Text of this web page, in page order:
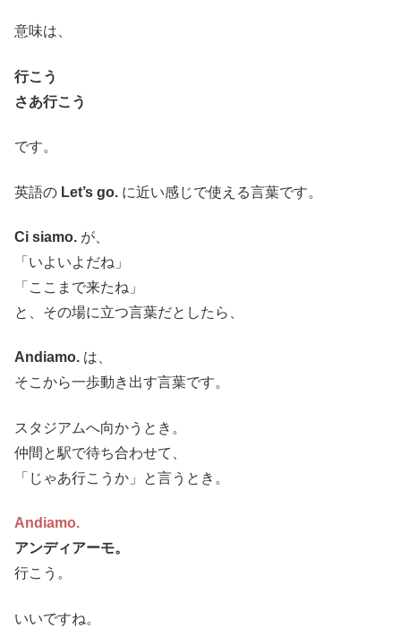
意味は、
行こう
さあ行こう
です。
英語の Let’s go. に近い感じで使える言葉です。
Ci siamo. が、
「いよいよだね」
「ここまで来たね」
と、その場に立つ言葉だとしたら、
Andiamo. は、
そこから一歩動き出す言葉です。
スタジアムへ向かうとき。
仲間と駅で待ち合わせて、
「じゃあ行こうか」と言うとき。
Andiamo.
アンディアーモ。
行こう。
いいですね。